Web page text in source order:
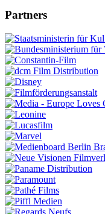
Partners